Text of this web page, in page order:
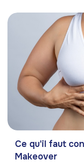
Ce qu'il faut
Makeover